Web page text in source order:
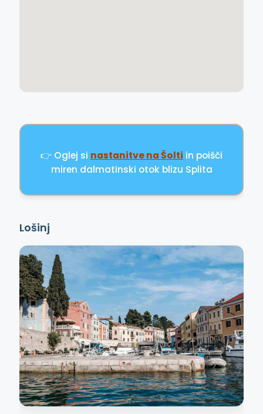
👉 Oglej si nastanitve na Šolti in poišči
miren dalmatinski otok blizu Splita
Lošinj